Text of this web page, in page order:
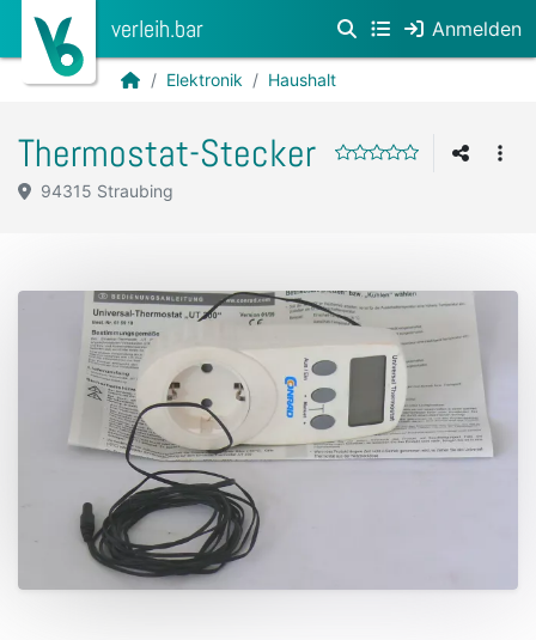
verleih.bar Anmelden
Elektronik Haushalt
Thermostat-Stecker
94315 Straubing